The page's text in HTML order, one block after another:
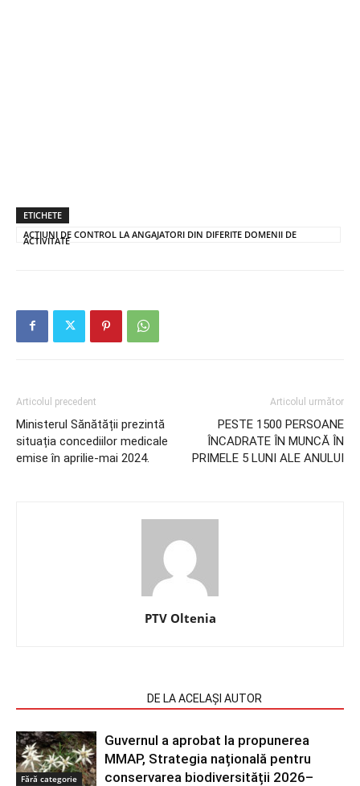
ETICHETE
ACȚIUNI DE CONTROL LA ANGAJATORI DIN DIFERITE DOMENII DE
ACTIVITATE
Articolul precedent
Ministerul Sănătății prezintă
situația concediilor medicale
emise în aprilie-mai 2024.
Articolul următor
PESTE 1500 PERSOANE
ÎNCADRATE ÎN MUNCĂ ÎN
PRIMELE 5 LUNI ALE ANULUI
PTV Oltenia
DE LA ACELAȘI AUTOR
Fără categorie
Guvernul a aprobat la propunerea
MMAP, Strategia națională pentru
conservarea biodiversității 2026–